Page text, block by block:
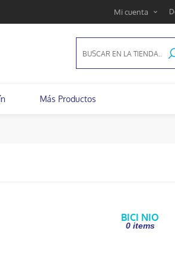
Mi cuenta
Más Productos
BICI NIO
0 items